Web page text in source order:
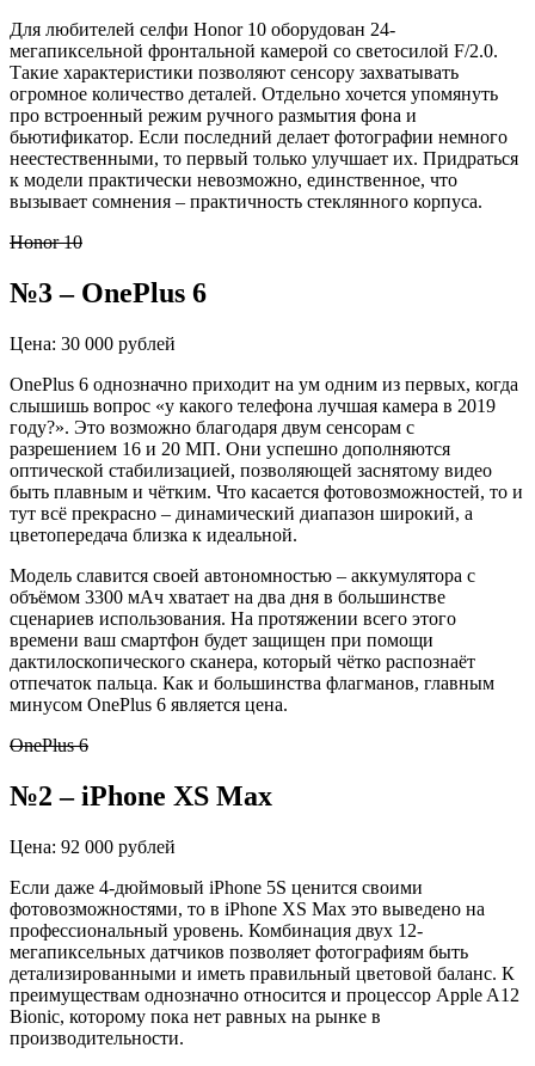
Для любителей селфи Honor 10 оборудован 24-
мегапиксельной фронтальной камерой со светосилой F/2.0.
Такие характеристики позволяют сенсору захватывать
огромное количество деталей. Отдельно хочется упомянуть
про встроенный режим ручного размытия фона и
бьютификатор. Если последний делает фотографии немного
неестественными, то первый только улучшает их. Придраться
к модели практически невозможно, единственное, что
вызывает сомнения – практичность стеклянного корпуса.
Honor 10
№3 – OnePlus 6
Цена: 30 000 рублей
OnePlus 6 однозначно приходит на ум одним из первых, когда
слышишь вопрос «у какого телефона лучшая камера в 2019
году?». Это возможно благодаря двум сенсорам с
разрешением 16 и 20 МП. Они успешно дополняются
оптической стабилизацией, позволяющей заснятому видео
быть плавным и чётким. Что касается фотовозможностей, то и
тут всё прекрасно – динамический диапазон широкий, а
цветопередача близка к идеальной.
Модель славится своей автономностью – аккумулятора с
объёмом 3300 мАч хватает на два дня в большинстве
сценариев использования. На протяжении всего этого
времени ваш смартфон будет защищен при помощи
дактилоскопического сканера, который чётко распознаёт
отпечаток пальца. Как и большинства флагманов, главным
минусом OnePlus 6 является цена.
OnePlus 6
№2 – iPhone XS Max
Цена: 92 000 рублей
Если даже 4-дюймовый iPhone 5S ценится своими
фотовозможностями, то в iPhone XS Max это выведено на
профессиональный уровень. Комбинация двух 12-
мегапиксельных датчиков позволяет фотографиям быть
детализированными и иметь правильный цветовой баланс. К
преимуществам однозначно относится и процессор Apple A12
Bionic, которому пока нет равных на рынке в
производительности.